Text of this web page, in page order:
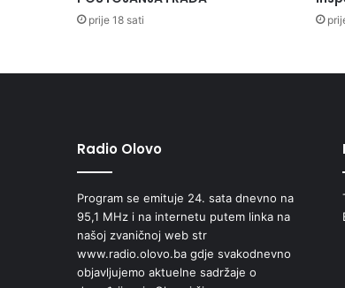
prije 18 sati
Radio Olovo
Program se emituje 24. sata dnevno na
95,1 MHz i na internetu putem linka na
našoj zvaničnoj web str
www.radio.olovo.ba gdje svakodnevno
objavljujemo aktuelne sadržaje o